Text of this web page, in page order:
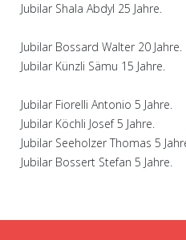
Jubilar Shala Abdyl 25 Jahre.
Jubilar Bossard Walter 20 Jahre.
Jubilar Künzli Sämu 15 Jahre.
Jubilar Fiorelli Antonio 5 Jahre.
Jubilar Köchli Josef 5 Jahre.
Jubilar Seeholzer Thomas 5
Jubilar Bossert Stefan 5 Jahre.